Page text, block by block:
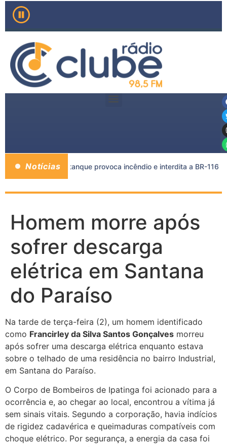
Notícias
e caminhão-tanque provoca incêndio e interdita a BR-116
Homem morre após
sofrer descarga
elétrica em Santana
do Paraíso
Na tarde de terça-feira (2), um homem identificado
como Francirley da Silva Santos Gonçalves morreu
após sofrer uma descarga elétrica enquanto estava
sobre o telhado de uma residência no bairro Industrial,
em Santana do Paraíso.
O Corpo de Bombeiros de Ipatinga foi acionado para a
ocorrência e, ao chegar ao local, encontrou a vítima já
sem sinais vitais. Segundo a corporação, havia indícios
de rigidez cadavérica e queimaduras compatíveis com
choque elétrico. Por segurança, a energia da casa foi